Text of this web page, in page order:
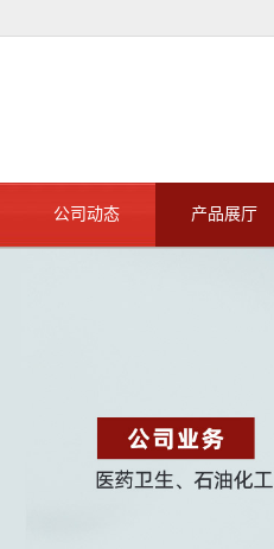
公司动态 产品展厅